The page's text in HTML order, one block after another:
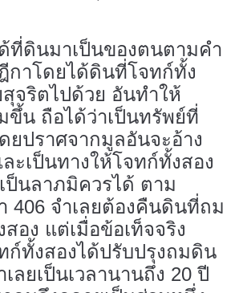
ที่ดินมาเป็นของตนตามคำ
กาโดยได้ดินที่โจทก์ทั้ง
จริตไปด้วย อันทำให้
ขึ้น ถือได้ว่าเป็นทรัพย์ที่
ยปราศจากมูลอันจะอ้าง
ะเป็นทางให้โจทก์ทั้งสอง
เป็นลาภมิควรได้ ตาม
406 จำเลยต้องคืนดินที่ถม
อง แต่เมื่อข้อเท็จจริง
ก์ทั้งสองได้ปรับปรุงถมดิน
ลยเป็นเวลานานถึง 20 ปี